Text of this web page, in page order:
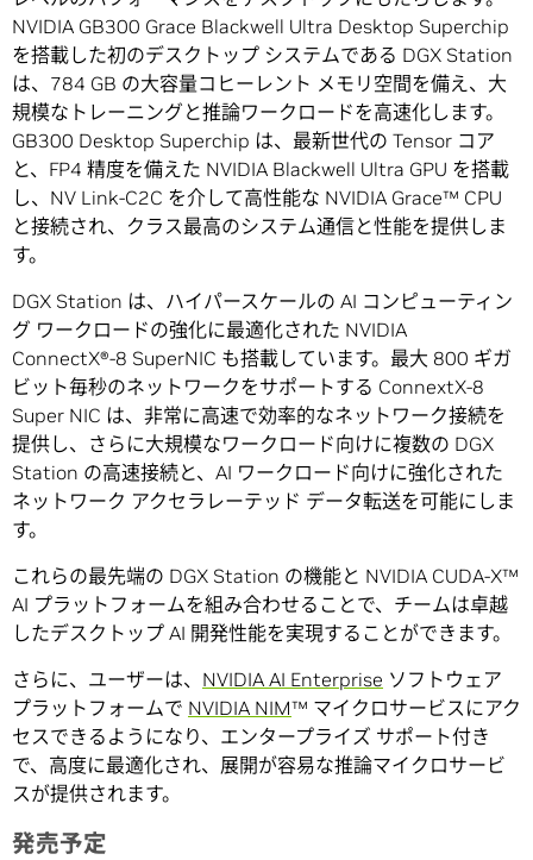
NVIDIA GB300 Grace Blackwell Ultra Desktop Superchip
を搭載した初のデスクトップ システムである DGX Station
は、784 GB の大容量コヒーレント メモリ空間を備え、大
規模なトレーニングと推論ワークロードを高速化します。
GB300 Desktop Superchip は、最新世代の Tensor コア
と、FP4 精度を備えた NVIDIA Blackwell Ultra GPU を搭載
し、NV Link-C2C を介して高性能な NVIDIA Grace™ CPU
と接続され、クラス最高のシステム通信と性能を提供しま
す。
DGX Station は、ハイパースケールの AI コンピューティン
グ ワークロードの強化に最適化された NVIDIA
ConnectX®-8 SuperNIC も搭載しています。最大 800 ギガ
ビット毎秒のネットワークをサポートする ConnextX-8
Super NIC は、非常に高速で効率的なネットワーク接続を
提供し、さらに大規模なワークロード向けに複数の DGX
Station の高速接続と、AI ワークロード向けに強化された
ネットワーク アクセラレーテッド データ転送を可能にしま
す。
これらの最先端の DGX Station の機能と NVIDIA CUDA-X™
AI プラットフォームを組み合わせることで、チームは卓越
したデスクトップ AI 開発性能を実現することができます。
さらに、ユーザーは、 NVIDIA AI Enterprise ソフトウェア
プラットフォームで NVIDIA NIM™ マイクロサービスにアク
セスできるようになり、エンタープライズ サポート付き
で、高度に最適化され、展開が容易な推論マイクロサービ
スが提供されます。
発売予定